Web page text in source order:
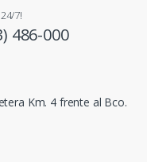
7!
486-000
Km. 4 frente al Bco.